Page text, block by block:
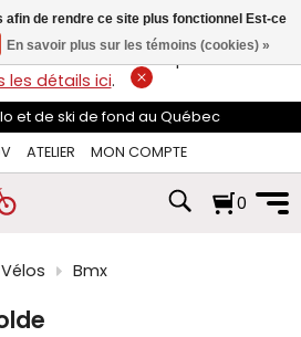
les commandes de plus de 74$*.
les détails ici.
et de ski de fond au Québec
ATELIER MON COMPTE
0
Vélos Bmx
afin de rendre ce site plus fonctionnel Est-ce
En savoir plus sur les témoins (cookies) »